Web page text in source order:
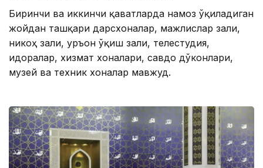
Биринчи ва иккинчи қаватларда намоз ўқиладиган
жойдан ташқари дарсхоналар, мажлислар зали,
никоҳ зали, Қуръон ўқиш зали, телестудия,
идоралар, хизмат хоналари, савдо дўконлари,
музей ва техник хоналар мавжуд.